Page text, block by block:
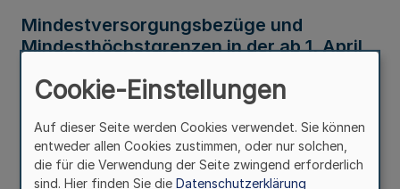
Mindestversorgungsbezüge und
Mindesthöchstgrenzen in der ab 1. April
Verwaltungsvorschrift
Cookie-Einstellungen
Auf dieser Seite werden Cookies verwendet. Sie können
entweder allen Cookies zustimmen, oder nur solchen,
die für die Verwendung der Seite zwingend erforderlich
sind. Hier finden Sie die Datenschutzerklärung